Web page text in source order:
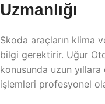
Uzmanlığı
Skoda araçların klima
bilgi gerektirir. Uğur
konusunda uzun
işlemleri profesyonel